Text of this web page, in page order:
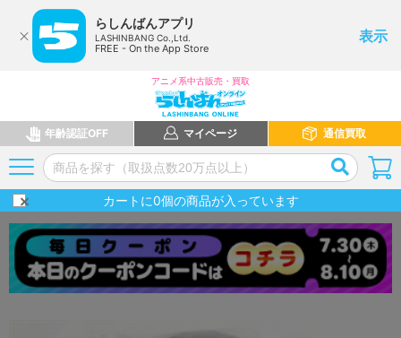
らしんばんアプリ
LASHINBANG Co.,Ltd.
FREE - On the App Store
表示
アニメ系中古販売・買取
年齢認証OFF マイページ 通信買取
カートに0個の商品が入っています